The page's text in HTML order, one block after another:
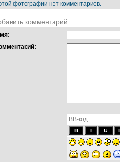
фотографии нет комментариев.
комментарий
BB-код